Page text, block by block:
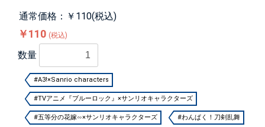
通常価格：￥110(税込)
￥110 (税込)
数量
#A3!×Sanrio characters
#TVアニメ『ブルーロック』×サンリオキャラクターズ
#五等分の花嫁∽×サンリオキャラクターズ #わんぱく！刀剣乱舞